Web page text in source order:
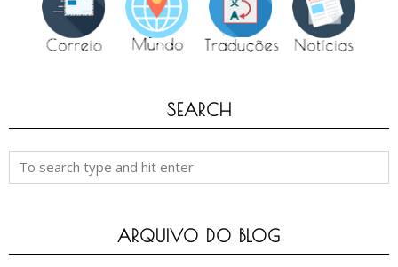
SEARCH
ARQUIVO DO BLOG